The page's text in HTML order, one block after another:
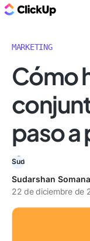
MARKETING
Cómo
paso a
Sudarshan
22 de diciembre de